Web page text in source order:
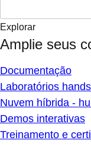
Explorar
Amplie seus
Documentação
Laboratórios
Nuvem híbrida -
Demos interativas
Treinamento e